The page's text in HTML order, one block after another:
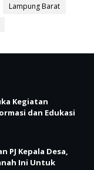
Lampung Barat
Kegiatan
dan Edukasi
PJ Kepala Desa,
Ini Untuk